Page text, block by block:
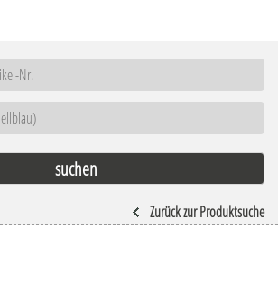
Zurück zur Produktsuche